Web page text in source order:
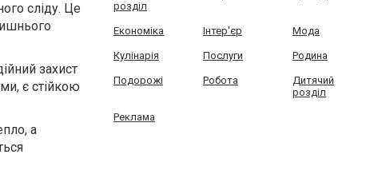
сліду. Це
захист
є стійкою
а
розділ
Економіка Інтер'єр Мода
Кулінарія Послуги Родина
Подорожі Робота
Дитячий
розділ
Реклама